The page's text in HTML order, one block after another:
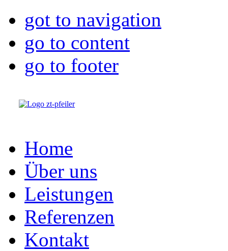
got to navigation
go to content
go to footer
Home
Über uns
Leistungen
Referenzen
Kontakt